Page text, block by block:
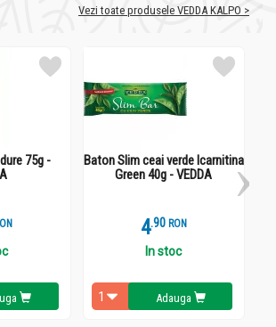
Vezi toate produsele VEDDA KALPO >
75g -
Baton Slim ceai verde lcarnitina
Green 40g - VEDDA
4.9 RON
In stoc
Adauga